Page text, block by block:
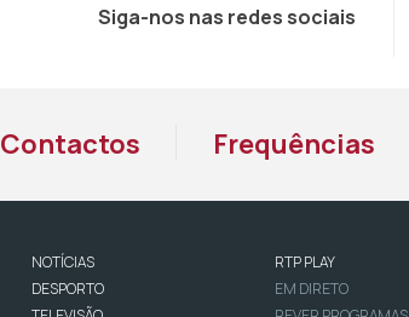
Siga-nos nas redes sociais
Contactos Frequências
NOTÍCIAS
DESPORTO
RTP PLAY
EM DIRETO